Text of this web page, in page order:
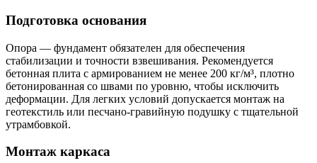
Подготовка основания
Опора — фундамент обязателен для обеспечения
стабилизации и точности взвешивания. Рекомендуется
бетонная плита с армированием не менее 200 кг/м³, плотно
бетонированная со швами по уровню, чтобы исключить
деформации. Для легких условий допускается монтаж на
геотекстиль или песчано-гравийную подушку с тщательной
утрамбовкой.
Монтаж каркаса